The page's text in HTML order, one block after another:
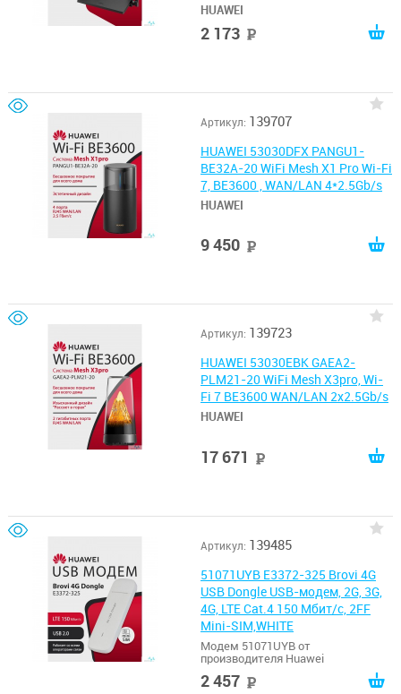
HUAWEI
2 173
Артикул: 139707
HUAWEI 53030DFX PANGU1-
BE32A-20 WiFi Mesh X1 Pro Wi-Fi
7, BE3600 , WAN/LAN 4*2.5Gb/s
HUAWEI
9 450
Артикул: 139723
HUAWEI 53030EBK GAEA2-
PLM21-20 WiFi Mesh X3pro, Wi-
Fi 7 BE3600 WAN/LAN 2x2.5Gb/s
HUAWEI
17 671
Артикул: 139485
51071UYB E3372-325 Brovi 4G
USB Dongle USB-модем, 2G, 3G,
4G, LTE Cat.4 150 Мбит/с, 2FF
Mini-SIM,WHITE
Модем 51071UYB от
производителя Huawei
2 457